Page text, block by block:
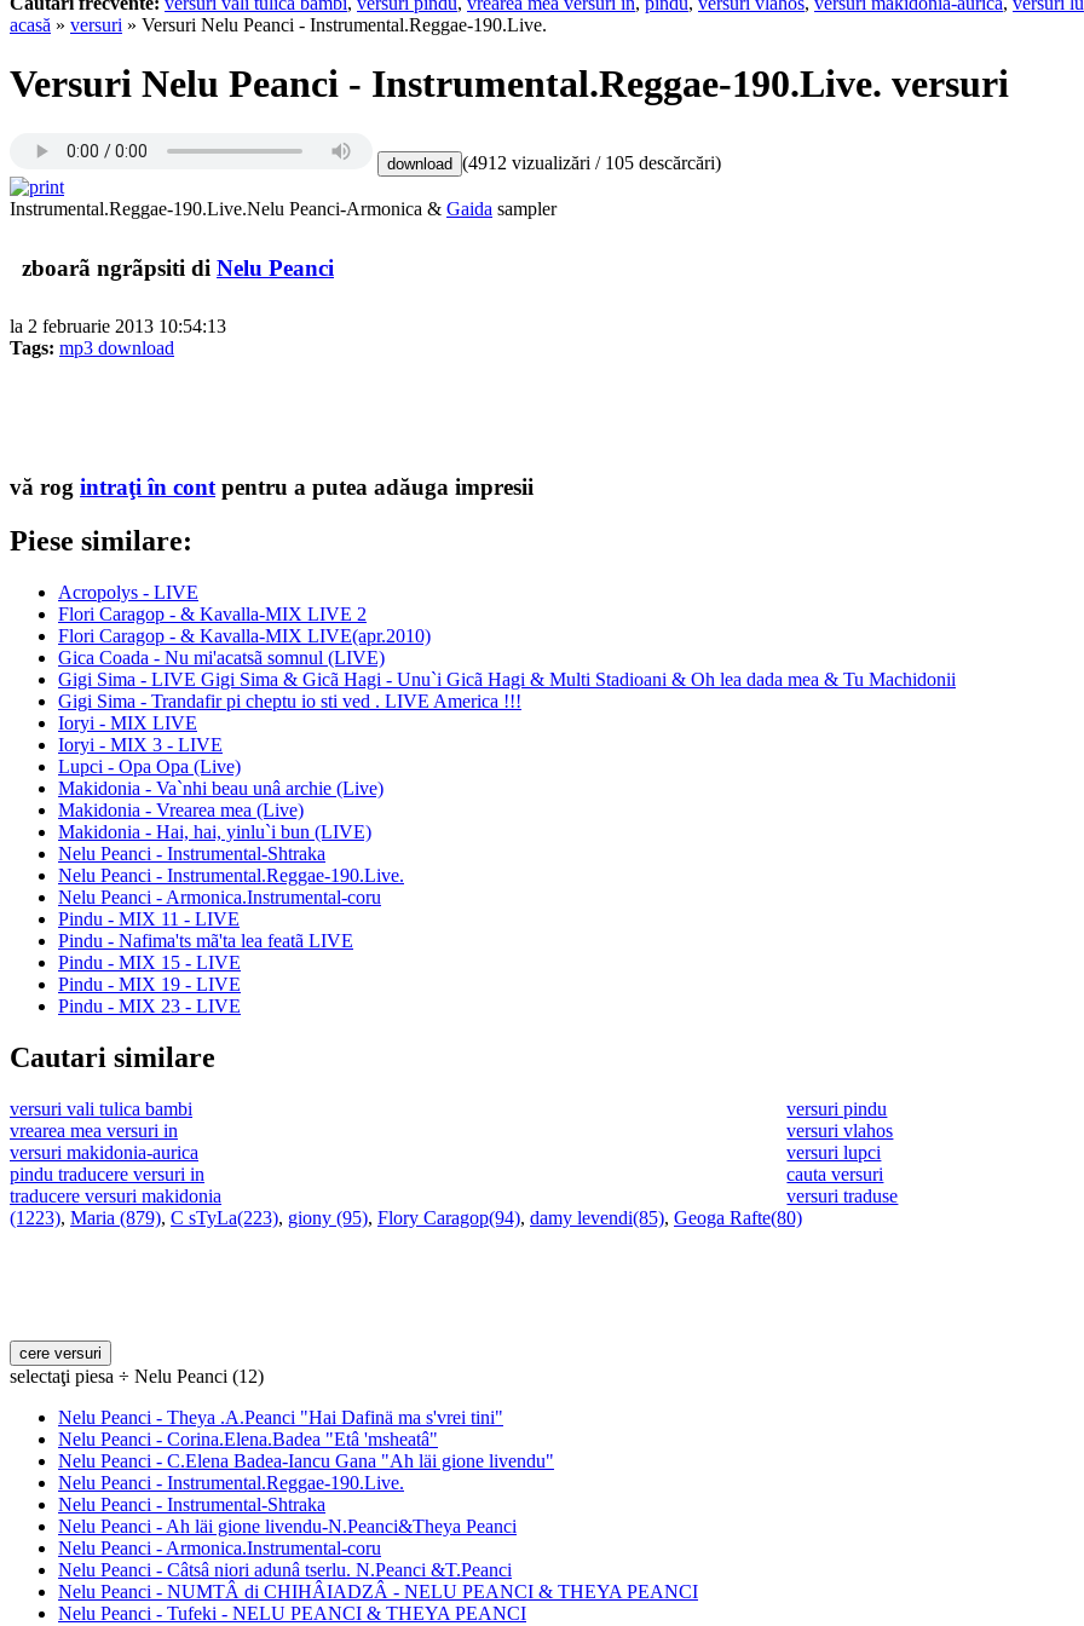
acasă » versuri » Versuri Nelu Peanci - Instrumental.Reggae-190.Live.
Versuri Nelu Peanci - Instrumental.Reggae-190.Live. versuri
(4912 vizualizări / 105 descărcări)
Instrumental.Reggae-190.Live.Nelu Peanci-Armonica & Gaida sampler
zboarã ngrãpsiti di Nelu Peanci
la 2 februarie 2013 10:54:13
Tags: mp3 download
vă rog intraţi în cont pentru a putea adăuga impresii
Piese similare:
Acropolys - LIVE
Flori Caragop - & Kavalla-MIX LIVE 2
Flori Caragop - & Kavalla-MIX LIVE(apr.2010)
Gica Coada - Nu mi'acatsã somnul (LIVE)
Gigi Sima - LIVE Gigi Sima & Gicã Hagi - Unu`i Gicã Hagi & Multi Stadioani & Oh lea dada mea & Tu Machidonii
Gigi Sima - Trandafir pi cheptu io sti ved . LIVE America !!!
Ioryi - MIX LIVE
Ioryi - MIX 3 - LIVE
Lupci - Opa Opa (Live)
Makidonia - Va`nhi beau unâ archie (Live)
Makidonia - Vrearea mea (Live)
Makidonia - Hai, hai, yinlu`i bun (LIVE)
Nelu Peanci - Instrumental-Shtraka
Nelu Peanci - Instrumental.Reggae-190.Live.
Nelu Peanci - Armonica.Instrumental-coru
Pindu - MIX 11 - LIVE
Pindu - Nafima'ts mã'ta lea featã LIVE
Pindu - MIX 15 - LIVE
Pindu - MIX 19 - LIVE
Pindu - MIX 23 - LIVE
Cautari similare
versuri vali tulica bambi
versuri pindu
vrearea mea versuri in
versuri vlahos
versuri makidonia-aurica
versuri lupci
pindu traducere versuri in
cauta versuri
traducere versuri makidonia
versuri traduse
(1223), Maria (879), C sTyLa(223), giony (95), Flory Caragop(94), damy levendi(85), Geoga Rafte(80)
selectaţi piesa ÷ Nelu Peanci (12)
Nelu Peanci - Theya .A.Peanci "Hai Dafinä ma s'vrei tini"
Nelu Peanci - Corina.Elena.Badea "Etâ 'msheatâ"
Nelu Peanci - C.Elena Badea-Iancu Gana "Ah läi gione livendu"
Nelu Peanci - Instrumental.Reggae-190.Live.
Nelu Peanci - Instrumental-Shtraka
Nelu Peanci - Ah läi gione livendu-N.Peanci&Theya Peanci
Nelu Peanci - Armonica.Instrumental-coru
Nelu Peanci - Câtsâ niori adunâ tserlu. N.Peanci &T.Peanci
Nelu Peanci - NUMTÂ di CHIHÂIADZÂ - NELU PEANCI & THEYA PEANCI
Nelu Peanci - Tufeki - NELU PEANCI & THEYA PEANCI